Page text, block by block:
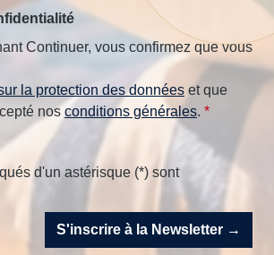
Continuer, vous confirmez que vous
la protection des données et que
nos conditions générales. *
d'un astérisque (*) sont
S'inscrire à la Newsletter →